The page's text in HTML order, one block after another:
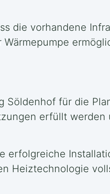
die vorhandene
Söldenhof für die
erfüllt werden
erfolgreiche
Heiztechnologie